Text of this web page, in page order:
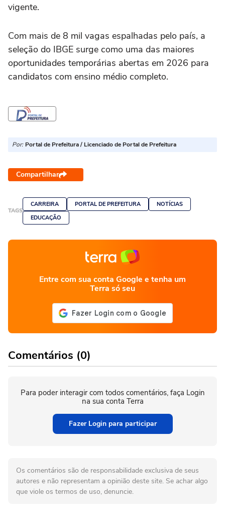
vigente.
Com mais de 8 mil vagas espalhadas pelo país, a
seleção do IBGE surge como uma das maiores
oportunidades temporárias abertas em 2026 para
candidatos com ensino médio completo.
Por: Portal de Prefeitura / Licenciado de Portal de Prefeitura
Compartilhar
TAGS
CARREIRA PORTAL DE PREFEITURA
NOTÍCIAS
EDUCAÇÃO
Entre com sua conta Google e tenha um
Terra só seu
Comentários (0)
Para poder interagir com todos comentários, faça Login
na sua conta Terra
Fazer Login para participar
Os comentários são de responsabilidade exclusiva de seus
autores e não representam a opinião deste site. Se achar algo
que viole os termos de uso, denuncie.